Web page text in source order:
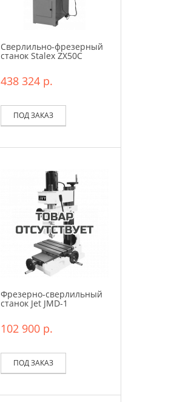
Сверлильно-фрезерный
станок Stalex ZX50C
438 324 р.
ПОД ЗАКАЗ
Фрезерно-сверлильный
станок Jet JMD-1
102 900 р.
ПОД ЗАКАЗ